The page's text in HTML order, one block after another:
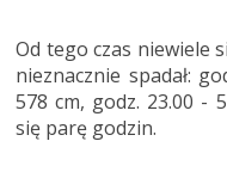
Od tego czas niewiele
nieznacznie spadał:
578 cm, godz. 23.00 -
się parę godzin.